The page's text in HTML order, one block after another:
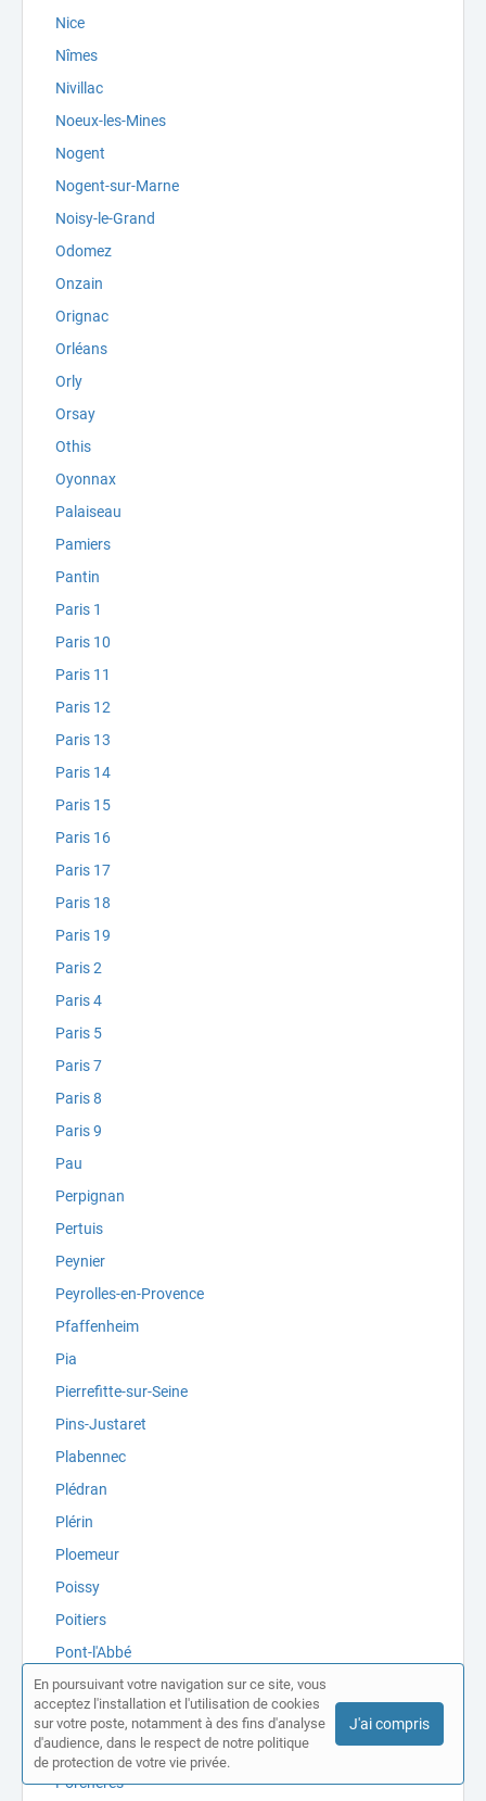
Nice
Nîmes
Nivillac
Noeux-les-Mines
Nogent
Nogent-sur-Marne
Noisy-le-Grand
Odomez
Onzain
Orignac
Orléans
Orly
Orsay
Othis
Oyonnax
Palaiseau
Pamiers
Pantin
Paris 1
Paris 10
Paris 11
Paris 12
Paris 13
Paris 14
Paris 15
Paris 16
Paris 17
Paris 18
Paris 19
Paris 2
Paris 4
Paris 5
Paris 7
Paris 8
Paris 9
Pau
Perpignan
Pertuis
Peynier
Peyrolles-en-Provence
Pfaffenheim
Pia
Pierrefitte-sur-Seine
Pins-Justaret
Plabennec
Plédran
Plérin
Ploemeur
Poissy
Poitiers
Pont-l'Abbé
Pontault-Combault
Pontivy
Ponts-de-Cé
Porchères
En poursuivant votre navigation sur ce site, vous
acceptez l'installation et l'utilisation de cookies
sur votre poste, notamment à des fins d'analyse
d'audience, dans le respect de notre politique
de protection de votre vie privée.
J'ai compris